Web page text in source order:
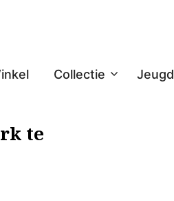
Collectie Jeugd
te